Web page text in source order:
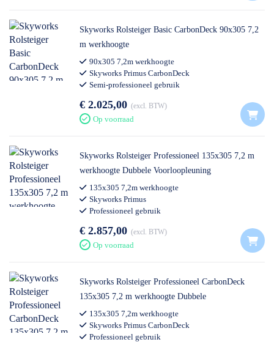
Skyworks Rolsteiger Basic CarbonDeck 90x305 7,2
m werkhoogte
90x305 7,2m werkhoogte
Skyworks Primus CarbonDeck
Semi-professioneel gebruik
€ 2.025,00 excl. BTW
Op voorraad
Skyworks Rolsteiger Professioneel 135x305 7,2 m
werkhoogte Dubbele Voorloopleuning
135x305 7,2m werkhoogte
Skyworks Primus
Professioneel gebruik
€ 2.857,00 excl. BTW
Op voorraad
Skyworks Rolsteiger Professioneel CarbonDeck
135x305 7,2 m werkhoogte Dubbele
Voorloopleuning
135x305 7,2m werkhoogte
Skyworks Primus CarbonDeck
Professioneel gebruik